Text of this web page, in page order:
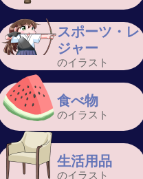
スポーツ・レ
ジャー
のイラスト
食べ物
のイラスト
生活用品
のイラスト